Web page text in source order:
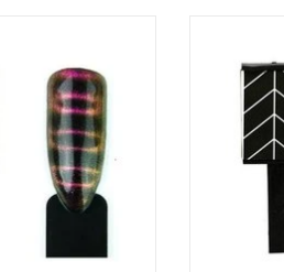
Eye Magneet maak
heel mooi effect.
aan en laat deze
color aanbrengen en
Met deze
je
- Breng
- Daarna